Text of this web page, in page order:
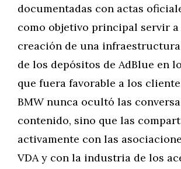
documentadas con actas
como objetivo principal servir
creación de una
de los depósitos de AdBlue en
que fuera favorable a los
BMW nunca ocultó las
contenido, sino que las
activamente con las
VDA y con la industria de los